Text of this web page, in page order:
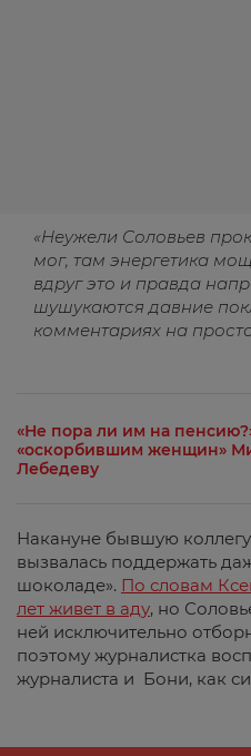
«Неужели Соловьев
мог, там энергетика
вдруг это и правда
шушукаются давние
комментариях на
«Не пора ли им на
«оскорбившим женщин»
Лебедеву
Накануне бывшую
вызвалась поддержать
шоколаде». По словам
лет живет в аду, но
ней исключительно
поэтому журналистка
журналиста и Бони, как